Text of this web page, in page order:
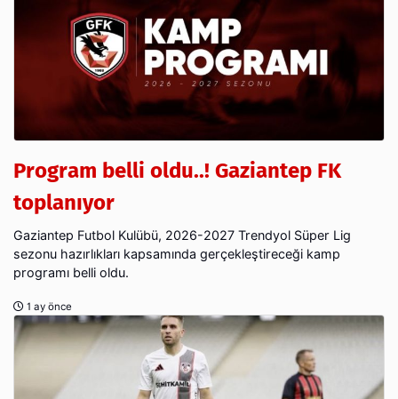
Program belli oldu..! Gaziantep FK
toplanıyor
Gaziantep Futbol Kulübü, 2026-2027 Trendyol Süper Lig
sezonu hazırlıkları kapsamında gerçekleştireceği kamp
programı belli oldu.
1 ay önce